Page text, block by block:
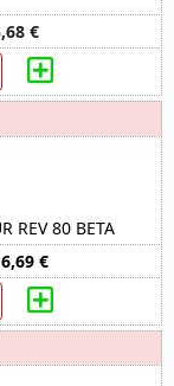
€
REV 80 BETA
€